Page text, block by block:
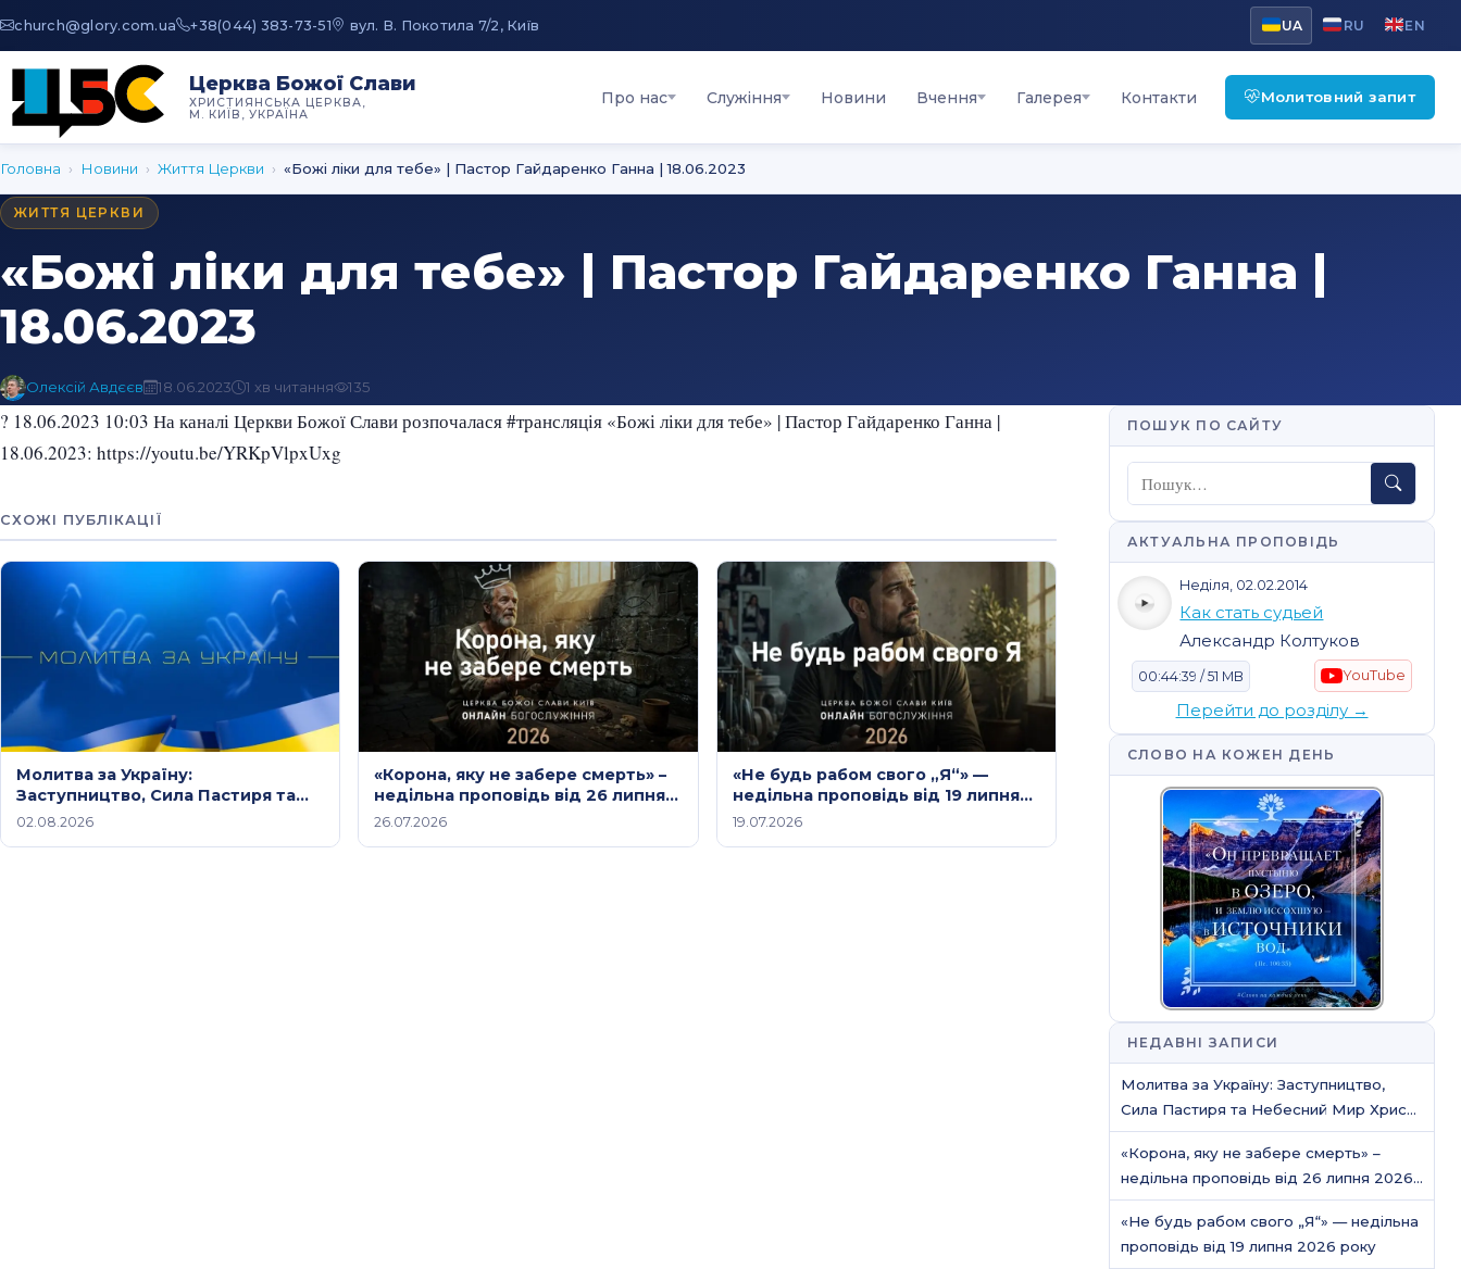
au.moc.yrolg@hcruhc +38(044) 383-73-51 вул. В. Покотила 7/2, Київ UA RU EN
Церква Божої Слави
ХРИСТИЯНСЬКА ЦЕРКВА,
М. КИЇВ, УКРАЇНА
Про нас Служіння Новини Вчення Галерея Контакти Молитовний запит
Головна › Новини › Життя Церкви › «Божі ліки для тебе» | Пастор Гайдаренко Ганна | 18.06.2023
ЖИТТЯ ЦЕРКВИ
«Божі ліки для тебе» | Пастор Гайдаренко Ганна |
18.06.2023
Олексій Авдєєв 18.06.2023 1 хв читання 135
? 18.06.2023 10:03 На каналі Церкви Божої Слави розпочалася #трансляція «Божі ліки для тебе» | Пастор Гайдаренко Ганна |
18.06.2023: https://youtu.be/YRKpVlpxUxg
СХОЖІ ПУБЛІКАЦІЇ
Молитва за Україну:
Заступництво, Сила Пастиря та
Небесний Мир Христа /
02.08.2026
«Корона, яку не забере смерть» –
недільна проповідь від 26 липня
2026 року
26.07.2026
«Не будь рабом свого „Я“» —
недільна проповідь від 19 липня
2026 року
19.07.2026
ПОШУК ПО САЙТУ
Пошук
АКТУАЛЬНА ПРОПОВІДЬ
Неділя, 02.02.2014
Как стать судьей
Александр Колтуков
00:44:39 / 51 MB YouTube
Перейти до розділу →
СЛОВО НА КОЖЕН ДЕНЬ
НЕДАВНІ ЗАПИСИ
Молитва за Україну: Заступництво,
Сила Пастиря та Небесний Мир Христа
/ Молитовне служіння
«Корона, яку не забере смерть» –
недільна проповідь від 26 липня 2026
року
«Не будь рабом свого „Я“» — недільна
проповідь від 19 липня 2026 року